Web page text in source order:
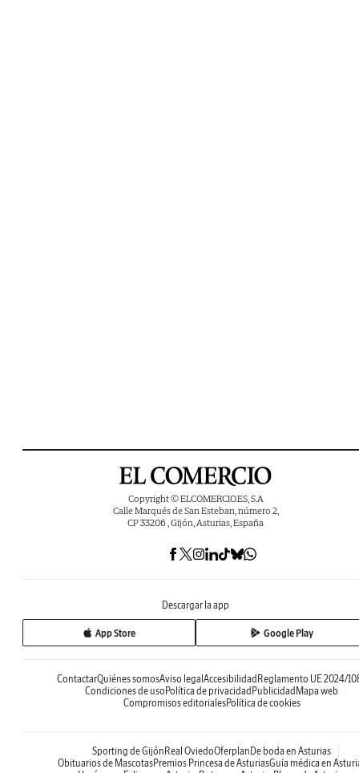
Copyright © ELCOMERCIO.ES, S.A
Calle Marqués de San Esteban, número 2,
CP 33206 , Gijón, Asturias, España
Descargar la app
App Store Google Play
ContactarQuiénes somosAviso legal Accesibilidad Reglamento UE 2024/
Condiciones de uso Política de privacidad Publicidad Mapa web
Compromisos editorialesPolítica de cookies
Sporting de Gijón Real OviedoOferplan De boda en Asturias
Obituarios de MascotasPremios Princesa de AsturiasGuía médica en